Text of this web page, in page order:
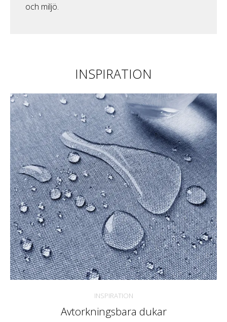
och miljö.
INSPIRATION
INSPIRATION
Avtorkningsbara dukar